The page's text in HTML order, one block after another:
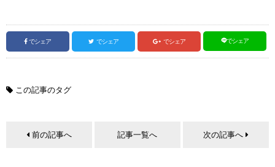
でシェア でシェア でシェア でシェア
この記事のタグ
前の記事へ 記事一覧へ 次の記事へ